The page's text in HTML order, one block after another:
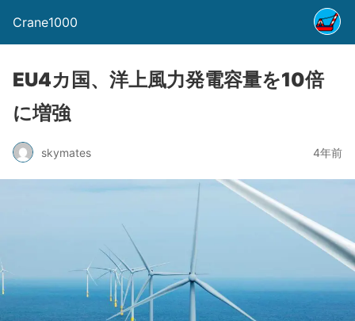
Crane1000
EU4カ国、洋上風力発電容量を10倍
に増強
skymates 4年前